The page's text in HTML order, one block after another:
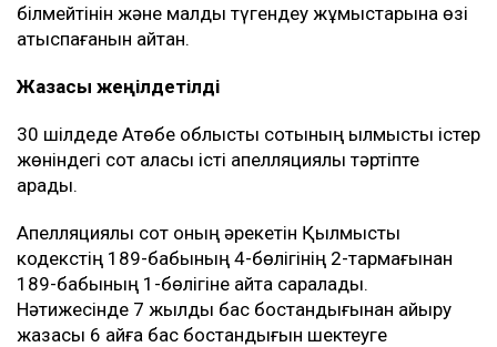
білмейтінін және малды түгендеу жұмыстарына өзі
қатыспағанын айтқан.
Жазасы жеңілдетілді
30 шілдеде Ақтөбе облыстық сотының қылмыстық істер
жөніндегі сот алқасы істі апелляциялық тәртіпте
қарады.
Апелляциялық сот оның әрекетін Қылмыстық
кодекстің 189-бабының 4-бөлігінің 2-тармағынан
189-бабының 1-бөлігіне қайта саралады.
Нәтижесінде 7 жылдық бас бостандығынан айыру
жазасы 6 айға бас бостандығын шектеуге